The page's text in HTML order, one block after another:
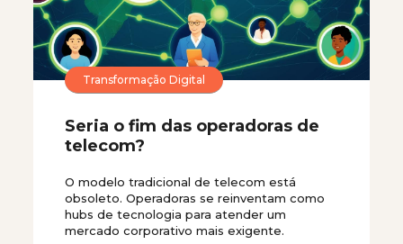
Transformação Digital
Seria o fim das operadoras de
telecom?
O modelo tradicional de telecom está
obsoleto. Operadoras se reinventam como
hubs de tecnologia para atender um
mercado corporativo mais exigente.